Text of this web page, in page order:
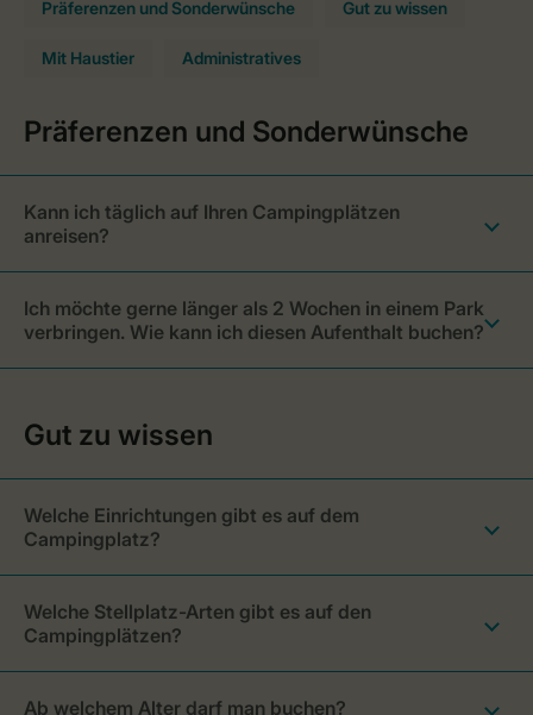
Kann ich täglich auf Ihren Campingplätzen
anreisen?
Ich möchte gerne länger als 2 Wochen in einem Park
verbringen. Wie kann ich diesen Aufenthalt buchen?
Welche Einrichtungen gibt es auf dem
Campingplatz?
Welche Stellplatz-Arten gibt es auf den
Campingplätzen?
Ab welchem Alter darf man buchen?